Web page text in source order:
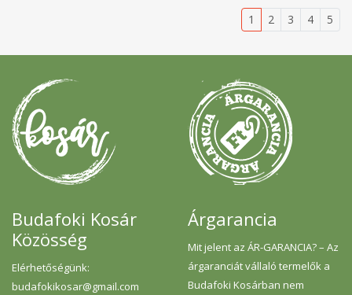
1 2 3 4 5
Budafoki Kosár
Közösség
Elérhetőségünk:
budafokikosar@gmail.com
Árgarancia
Mit jelent az ÁR-GARANCIA? – Az
árgaranciát vállaló termelők a
Budafoki Kosárban nem